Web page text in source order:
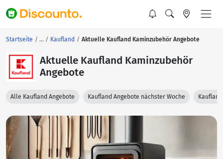
Startseite Kaufland Aktuelle Kaufland Kaminzubehör Angebote
Aktuelle Kaufland Kaminzubehör
Angebote
Alle Kaufland Angebote Kaufland Angebote nächster Woche